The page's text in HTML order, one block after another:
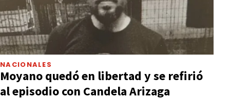
NACIONALES
Moyano quedó en libertad y se refirió
al episodio con Candela Arizaga